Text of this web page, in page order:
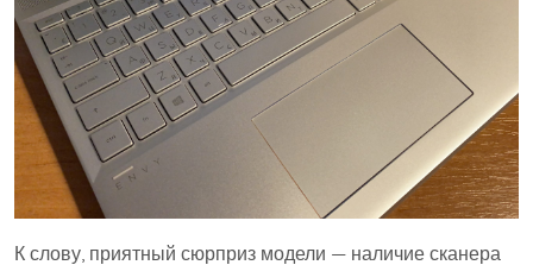
К слову, приятный сюрприз модели — наличие сканера